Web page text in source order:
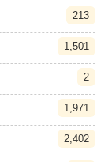
213
1,501
2
1,971
2,402